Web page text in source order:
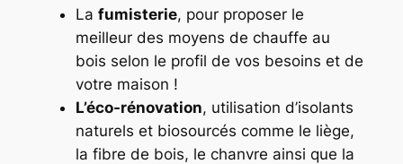
La fumisterie, pour proposer le
meilleur des moyens de chauffe au
bois selon le profil de vos besoins et de
votre maison !
L’éco-rénovation, utilisation d’isolants
naturels et biosourcés comme le liège,
la fibre de bois, le chanvre ainsi que la